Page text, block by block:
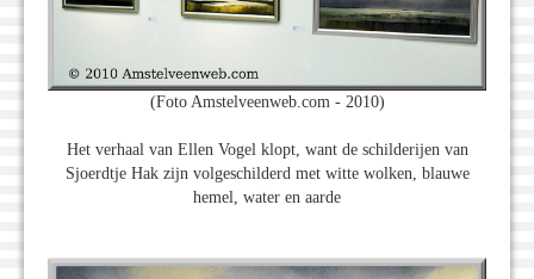
(Foto Amstelveenweb.com - 2010)
Het verhaal van Ellen Vogel klopt, want de schilderijen van
Sjoerdtje Hak zijn volgeschilderd met witte wolken, blauwe
hemel, water en aarde